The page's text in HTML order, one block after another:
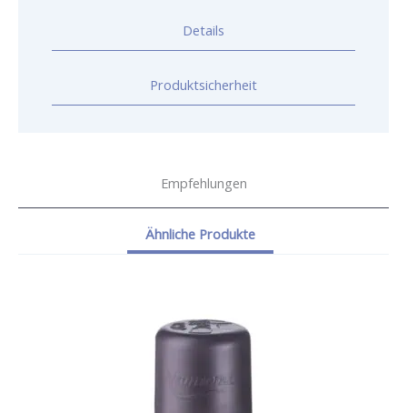
Details
Produktsicherheit
Empfehlungen
Ähnliche Produkte